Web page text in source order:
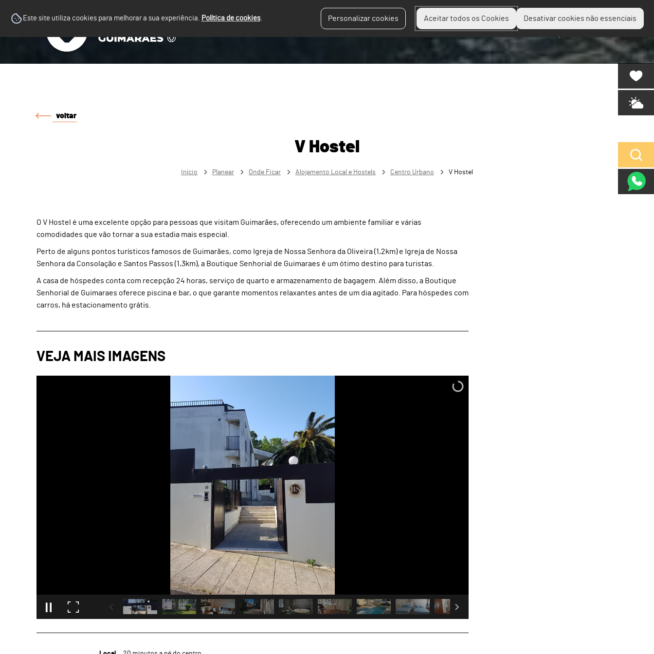
Este site utiliza cookies para melhorar a sua experiência. Política de cookies. Personalizar cookies Aceitar todos os Cookies Desativar cookies não essenciais
Planear Descobrir
voltar
V Hostel
Início Planear Onde Ficar Alojamento Local e Hostels Centro Urbano V Hostel
O V Hostel é uma excelente opção para pessoas que visitam Guimarães, oferecendo um ambiente familiar e várias
comodidades que vão tornar a sua estadia mais especial.
Perto de alguns pontos turísticos famosos de Guimarães, como Igreja de Nossa Senhora da Oliveira (1,2km) e Igreja de Nossa
Senhora da Consolação e Santos Passos (1,3km), a Boutique Senhorial de Guimaraes é um ótimo destino para turistas.
A casa de hóspedes conta com recepção 24 horas, serviço de quarto e armazenamento de bagagem. Além disso, a Boutique
Senhorial de Guimaraes oferece piscina e bar, o que garante momentos relaxantes antes de um dia agitado. Para hóspedes com
carros, há estacionamento grátis.